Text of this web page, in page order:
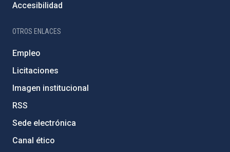
Accesibilidad
OTROS ENLACES
Empleo
Licitaciones
Imagen institucional
RSS
Sede electrónica
Canal ético